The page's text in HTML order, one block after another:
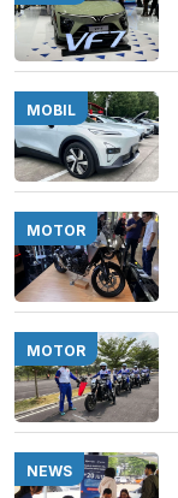
MOBIL
MOTOR
MOTOR
NEWS